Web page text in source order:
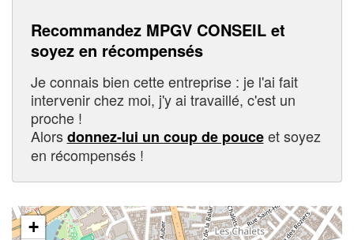
Recommandez MPGV CONSEIL et
soyez en récompensés
Je connais bien cette entreprise : je l'ai fait
intervenir chez moi, j'y ai travaillé, c'est un
proche !
Alorsdonnez-lui un coup de pouceet soyez
en récompensés !
+